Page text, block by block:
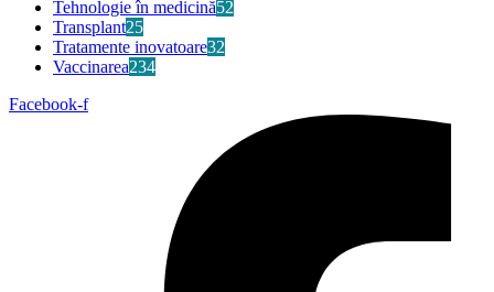
Tehnologie în medicină52
Transplant25
Tratamente inovatoare32
Vaccinarea234
Facebook-f